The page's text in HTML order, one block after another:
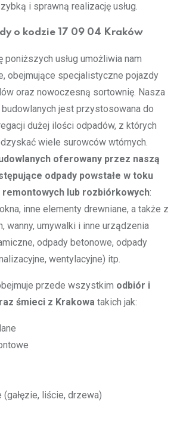
i sprawną realizację usług.
o kodzie 17 09 04 Kraków
poniższych usług umożliwia nam
obejmujące specjalistyczne pojazdy
oraz nowoczesną sortownię. Nasza
jest przystosowana do
dużej ilości odpadów, z których
wiele surowców wtórnych.
oferowany przez naszą
odpady powstałe w toku
remontowych lub rozbiórkowych:
inne elementy drewniane, a także z
wanny, umywalki i inne urządzenia
odpady betonowe, odpady
wentylacyjne) itp.
przede wszystkim odbiór i
śmieci z Krakowa takich jak:
liście, drzewa)